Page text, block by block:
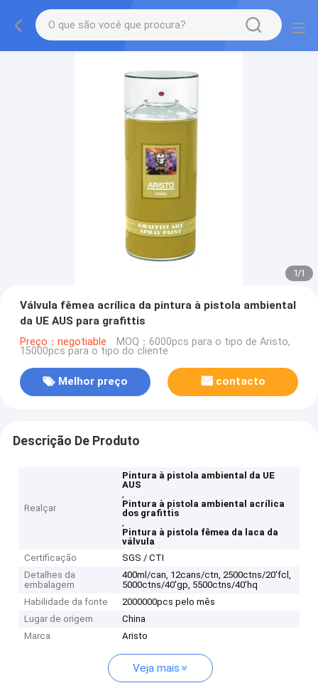
1/1
Válvula fêmea acrílica da pintura à pistola ambiental
da UE AUS para grafittis
Preço：negotiable MOQ：6000pcs para o tipo de Aristo,
15000pcs para o tipo do cliente
Melhor preço contacto
Descrição De Produto
Realçar
Pintura à pistola ambiental da UE
AUS
,
Pintura à pistola ambiental acrílica
dos grafittis
,
Pintura à pistola fêmea da laca da
válvula
Certificação
SGS / CTI
Detalhes da
embalagem
400ml/can, 12cans/ctn, 2500ctns/20'fcl,
5000ctns/40'gp, 5500ctns/40'hq
Habilidade da fonte
2000000pcs pelo mês
Lugar de origem
China
Marca
Aristo
Veja mais